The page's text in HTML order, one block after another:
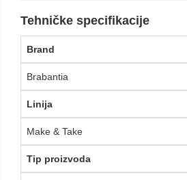
Tehničke specifikacije
Brand
Brabantia
Linija
Make & Take
Tip proizvoda